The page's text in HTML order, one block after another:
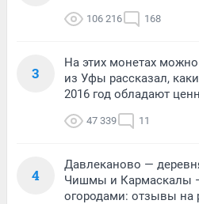
106 216 168
3
На этих монетах
из Уфы рассказал,
2016 год обладают
47 339 11
4
Давлеканово —
Чишмы и Кармаскалы
огородами: отзывы на